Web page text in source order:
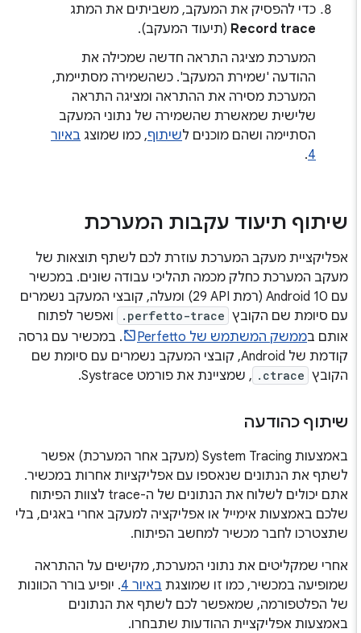
כדי להפסיק את המעקב, משביתים את המתג
Record trace(תיעוד המעקב).
המערכת מציגה התראה חדשה שמכילה את
ההודעה 'שמירת המעקב'. כשהשמירה מסתיימת,
המערכת מסירה את ההתראה ומציגה התראה
שלישית שמאשרת שהשמירה של נתוני המעקב
הסתיימה ושהם מוכנים ל שיתוף, כמו שמוצגבאיור
4
.
שיתוף תיעוד עקבות המערכת
אפליקציית מעקב המערכת עוזרת לכם לשתף תוצאות של
מעקב המערכת כחלק מכמה תהליכי עבודה שונים. במכשיר
עם Android 10 (רמת API‏ 29) ומעלה, קובצי המעקב נשמרים
עם סיומת שם הקובץ
.perfetto-trace
ואפשר לפתוח
אותם בממשק המשתמש של Perfetto
. במכשיר עם גרסה
קודמת של Android, קובצי המעקב נשמרים עם סיומת שם
הקובץ
.ctrace , שמציינת את פורמט Systrace.
שיתוף כהודעה
באמצעות System Tracing (מעקב אחר המערכת) אפשר
לשתף את הנתונים שנאספו עם אפליקציות אחרות במכשיר.
אתם יכולים לשלוח את הנתונים של ה-trace לצוות הפיתוח
שלכם באמצעות אימייל או אפליקציה למעקב אחרי באגים, בלי
שתצטרכו לחבר מכשיר למחשב הפיתוח.
אחרי שמקליטים את נתוני המערכת, מקישים על ההתראה
שמופיעה במכשיר, כמו זו שמוצגתבאיור 4 . יופיע בורר הכוונות
של הפלטפורמה, שמאפשר לכם לשתף את הנתונים
באמצעות אפליקציית ההודעות שתבחרו.